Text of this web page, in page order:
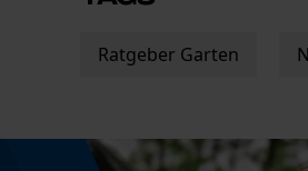
Ratgeber Garten